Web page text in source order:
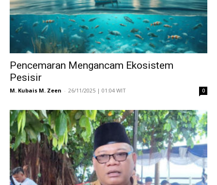
Pencemaran Mengancam Ekosistem
Pesisir
M. Kubais M. Zeen - 26/11/2025 | 01:04 WIT 0